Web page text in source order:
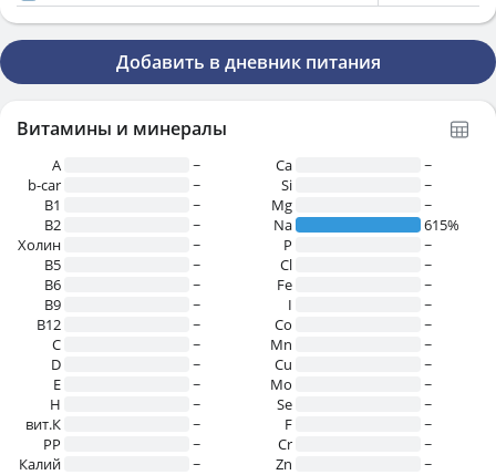
Добавить в дневник питания
Витамины и минералы
A
~
b-car
~
В1
~
B2
~
Холин
~
B5
~
B6
~
B9
~
B12
~
C
~
D
~
E
~
H
~
вит.К
~
PP
~
Калий
~
Ca
~
Si
~
Mg
~
Na
615%
P
~
Cl
~
Fe
~
I
~
Co
~
Mn
~
Cu
~
Mo
~
Se
~
F
~
Cr
~
Zn
~